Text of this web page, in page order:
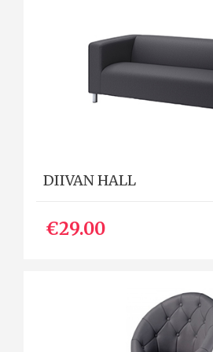
DIIVAN HALL
€29.00